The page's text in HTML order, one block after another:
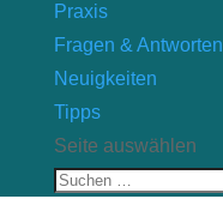
Praxis
Fragen & Antworten
Neuigkeiten
Tipps
Seite auswählen